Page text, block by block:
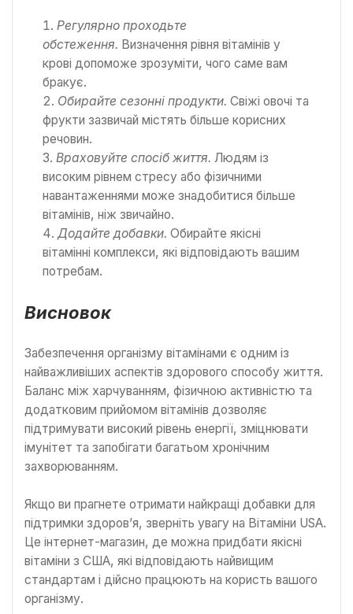
Регулярно проходьте
обстеження. Визначення рівня вітамінів у
крові допоможе зрозуміти, чого саме вам
бракує.
Обирайте сезонні продукти. Свіжі овочі та
фрукти зазвичай містять більше корисних
речовин.
Враховуйте спосіб життя. Людям із
високим рівнем стресу або фізичними
навантаженнями може знадобитися більше
вітамінів, ніж звичайно.
Додайте добавки. Обирайте якісні
вітамінні комплекси, які відповідають вашим
потребам.
Висновок
Забезпечення організму вітамінами є одним із
найважливіших аспектів здорового способу життя.
Баланс між харчуванням, фізичною активністю та
додатковим прийомом вітамінів дозволяє
підтримувати високий рівень енергії, зміцнювати
імунітет та запобігати багатьом хронічним
захворюванням.
Якщо ви прагнете отримати найкращі добавки для
підтримки здоров’я, зверніть увагу на Вітаміни USA.
Це інтернет-магазин, де можна придбати якісні
вітаміни з США, які відповідають найвищим
стандартам і дійсно працюють на користь вашого
організму.